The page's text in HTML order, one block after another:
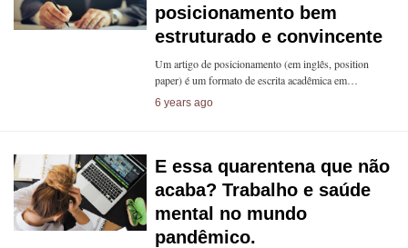
posicionamento bem
estruturado e convincente
Um artigo de posicionamento (em inglês, position
paper) é um formato de escrita acadêmica em…
6 years ago
E essa quarentena que não
acaba? Trabalho e saúde
mental no mundo
pandêmico.